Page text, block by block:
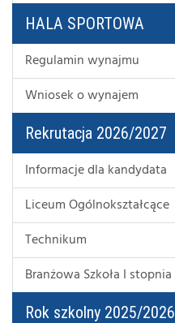
HALA SPORTOWA
Regulamin wynajmu
Wniosek o wynajem
Rekrutacja 2026/2027
Informacje dla kandydata
Liceum Ogólnokształcące
Technikum
Branżowa Szkoła I stopnia
Rok szkolny 2025/2026